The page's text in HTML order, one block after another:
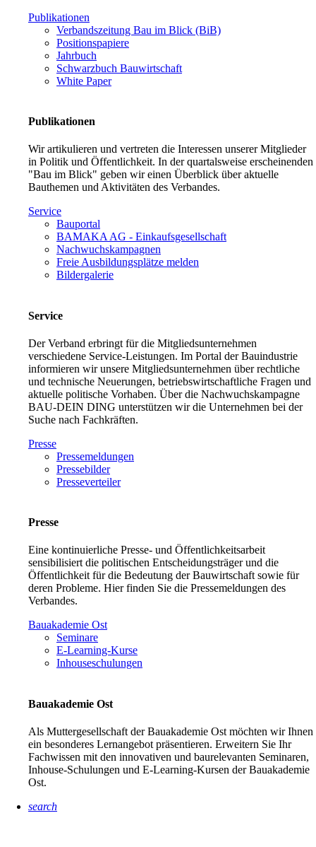
Publikationen
Verbandszeitung Bau im Blick (BiB)
Positionspapiere
Jahrbuch
Schwarzbuch Bauwirtschaft
White Paper
Publikationen
Wir artikulieren und vertreten die Interessen unserer Mitglieder
in Politik und Öffentlichkeit. In der quartalsweise erscheinenden
"Bau im Blick" geben wir einen Überblick über aktuelle
Bauthemen und Aktivitäten des Verbandes.
Service
Bauportal
BAMAKA AG - Einkaufsgesellschaft
Nachwuchskampagnen
Freie Ausbildungsplätze melden
Bildergalerie
Service
Der Verband erbringt für die Mitgliedsunternehmen
verschiedene Service-Leistungen. Im Portal der Bauindustrie
informieren wir unsere Mitgliedsunternehmen über rechtliche
und technische Neuerungen, betriebswirtschaftliche Fragen und
aktuelle politische Vorhaben. Über die Nachwuchskampagne
BAU-DEIN DING unterstützen wir die Unternehmen bei der
Suche nach Fachkräften.
Presse
Pressemeldungen
Pressebilder
Presseverteiler
Presse
Eine kontinuierliche Presse- und Öffentlichkeitsarbeit
sensibilisiert die politischen Entscheidungsträger und die
Öffentlichkeit für die Bedeutung der Bauwirtschaft sowie für
deren Probleme. Hier finden Sie die Pressemeldungen des
Verbandes.
Bauakademie Ost
Seminare
E-Learning-Kurse
Inhouseschulungen
Bauakademie Ost
Als Muttergesellschaft der Bauakademie Ost möchten wir Ihnen
ein besonderes Lernangebot präsentieren. Erweitern Sie Ihr
Fachwissen mit den innovativen und baurelevanten Seminaren,
Inhouse-Schulungen und E-Learning-Kursen der Bauakademie
Ost.
search